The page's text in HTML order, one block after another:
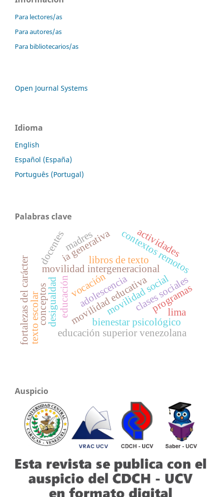
Para lectores/as
Para autores/as
Para bibliotecarios/as
Open Journal Systems
Idioma
English
Español (España)
Português (Portugal)
Palabras clave
movilidad educativa
movilidad social
movilidad intergeneracional
educación clases sociales
desigualdad
educación superior venezolana
docentes contextos remotos
ia generativalibros de texto
actividades
conceptos
texto escolar bienestar psicológico
adolescencia programas
fortalezas del carácter lima
madres
vocación
Auspicio